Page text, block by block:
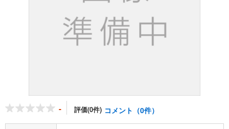
- 評価(0件) コメント（0件）